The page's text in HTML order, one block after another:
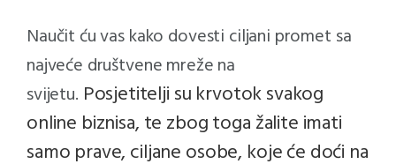
Naučit ću vas kako dovesti ciljani promet sa
najveće društvene mreže na
svijetu. Posjetitelji su krvotok svakog
online biznisa, te zbog toga žalite imati
samo prave, ciljane osobe, koje će doći na